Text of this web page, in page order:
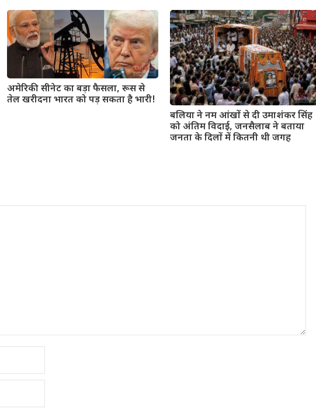
अमेरिकी सीनेट का बड़ा फैसला, रूस से
तेल खरीदना भारत को पड़ सकता है भारी!
बलिया ने नम आंखों से दी उमाशंकर सिंह
को अंतिम विदाई, जनसैलाब ने बताया
जनता के दिलों में कितनी थी जगह